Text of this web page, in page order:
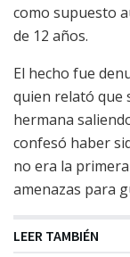
como supuesto
de 12 años.
El hecho fue
quien relató que
hermana
confesó haber
no era la
amenazas para
LEER TAMBIÉN